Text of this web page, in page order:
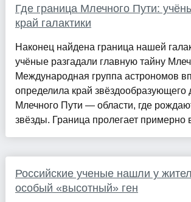
Где граница Млечного Пути:
край галактики
Наконец найдена граница нашей
учёные разгадали главную тайну
Международная группа астрономов
определила край звёздообразующего
Млечного Пути — области, где
звёзды. Граница пролегает примерно
Российские ученые нашли у
особый «высотный» ген